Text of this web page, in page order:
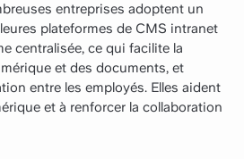
entreprises adoptent un
plateformes de CMS intranet
centralisée, ce qui facilite la
et des documents, et
entre les employés. Elles aident
et à renforcer la collaboration